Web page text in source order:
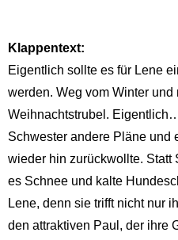
Klappentext:
Eigentlich sollte es für Lene
werden. Weg vom Winter
Weihnachtstrubel.
Schwester andere Pläne und
wieder hin zurückwollte. Statt
es Schnee und kalte
Lene, denn sie trifft nicht nur
den attraktiven Paul, der ihre